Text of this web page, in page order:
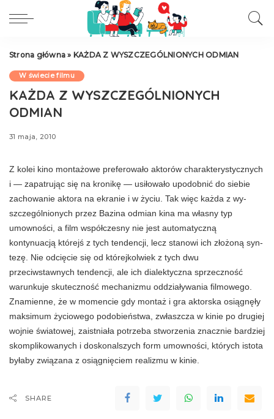
Strona główna » KAŻDA Z WYSZCZEGÓLNIONYCH ODMIAN
W świecie filmu
KAŻDA Z WYSZCZEGÓLNIONYCH
ODMIAN
31 maja, 2010
Z kolei kino montażowe preferowało aktorów charakterysty­cznych
i — zapatrując się na kronikę — usiło­wało upodobnić do siebie
zachowanie aktora na ekranie i w życiu. Tak więc każda z wy­
szczególnionych przez Bazina odmian kina ma własny typ
umowności, a film współczes­ny nie jest automatyczną
kontynuacją którejś z tych tendencji, lecz stanowi ich złożoną syn­
tezę. Nie odcięcie się od którejkolwiek z tych dwu
przeciwstawnych tendencji, ale ich dialek­tyczna sprzeczność
warunkuje skuteczność me­chanizmu oddziaływania filmowego.
Znamien­ne, że w momencie gdy montaż i gra aktorska osiągnęły
maksimum życiowego podobieństwa, zwłaszcza w kinie po drugiej
wojnie światowej, zaistniała potrzeba stworzenia znacznie bardziej
skomplikowanych i doskonalszych form umow­ności, których istota
byłaby związana z osiąg­nięciem realizmu w kinie.
SHARE